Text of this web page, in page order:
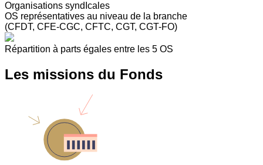
Organisations syndIcales
OS représentatives au niveau de la branche
(CFDT, CFE-CGC, CFTC, CGT, CGT-FO)
Répartition à parts égales entre les 5 OS
Les missions du Fonds